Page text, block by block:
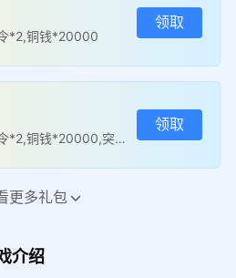
*2,铜钱*20000
领取
*2,铜钱*20000,突破
领取
*2,铜钱*20000
更多礼包
介绍